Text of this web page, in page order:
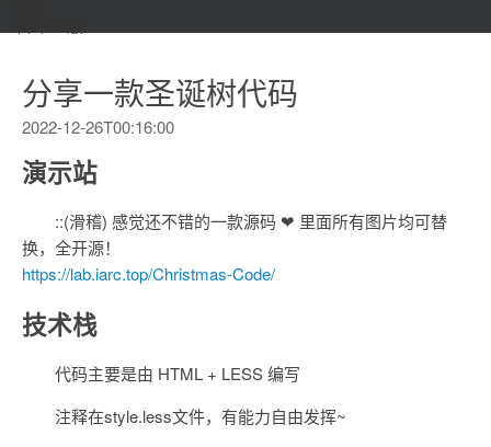
分享一款圣诞树代码
2022-12-26T00:16:00
演示站
::(滑稽) 感觉还不错的一款源码 ❤ 里面所有图片均可替
换，全开源！
https://lab.iarc.top/Christmas-Code/
技术栈
代码主要是由 HTML + LESS 编写
注释在style.less文件，有能力自由发挥~